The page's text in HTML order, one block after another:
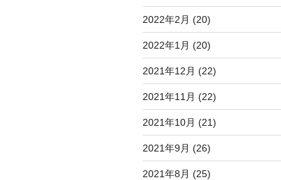
2022年2月 (20)
2022年1月 (20)
2021年12月 (22)
2021年11月 (22)
2021年10月 (21)
2021年9月 (26)
2021年8月 (25)